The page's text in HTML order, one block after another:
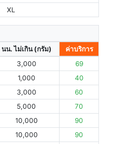
XL
นน. ไม่เกิน (กรัม)
ค่าบริการ
3,000
69
1,000
40
3,000
60
5,000
70
10,000
90
10,000
90